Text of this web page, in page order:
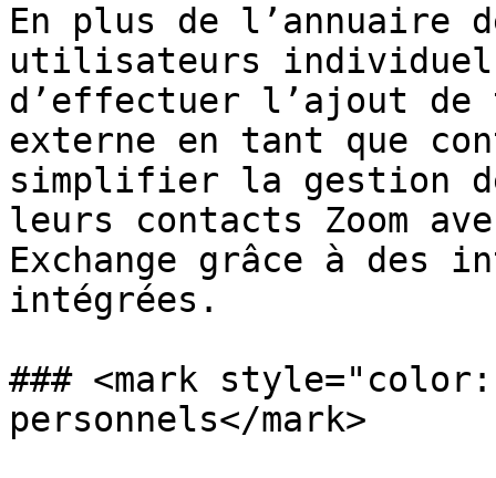
En plus de l’annuaire
utilisateurs
d’effectuer l’ajout
externe en tant que
simplifier la gestion
leurs contacts Zoom
Exchange grâce à des
intégrées.
### <mark
personnels</mark>